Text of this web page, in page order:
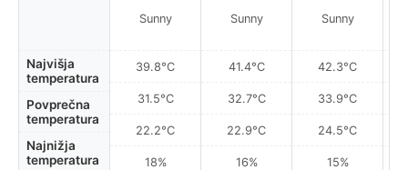
Najvišja
temperatura
Povprečna
temperatura
Najnižja
temperatura
Sunny
39.8°C
31.5°C
22.2°C
18%
Sunny
41.4°C
32.7°C
22.9°C
16%
Sunny
42.3°C
33.9°C
24.5°C
15%